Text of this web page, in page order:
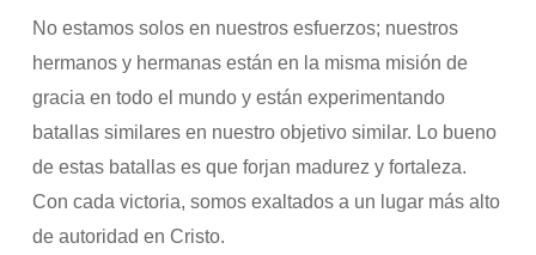
No estamos solos en nuestros esfuerzos; nuestros
hermanos y hermanas están en la misma misión de
gracia en todo el mundo y están experimentando
batallas similares en nuestro objetivo similar. Lo bueno
de estas batallas es que forjan madurez y fortaleza.
Con cada victoria, somos exaltados a un lugar más alto
de autoridad en Cristo.